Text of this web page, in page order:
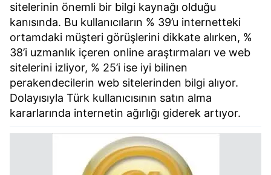
sitelerinin önemli bir bilgi kaynağı olduğu
kanısında. Bu kullanıcıların % 39’u internetteki
ortamdaki müşteri görüşlerini dikkate alırken, %
38’i uzmanlık içeren online araştırmaları ve web
sitelerini izliyor, % 25’i ise iyi bilinen
perakendecilerin web sitelerinden bilgi alıyor.
Dolayısıyla Türk kullanıcısının satın alma
kararlarında internetin ağırlığı giderek artıyor.